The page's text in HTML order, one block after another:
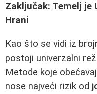
Zaključak: Temelj je
Hrani
Kao što se vidi iz
postoji univerzalni
Metode koje
nose najveći rizik od